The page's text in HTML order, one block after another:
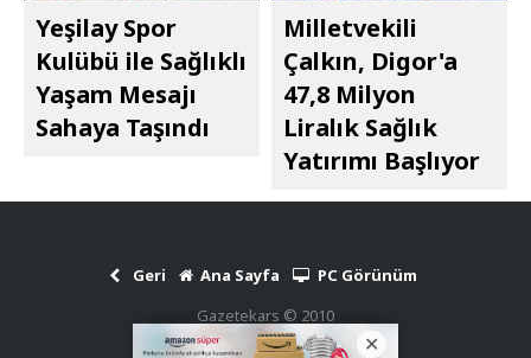
Yeşilay Spor
Kulübü ile Sağlıklı
Yaşam Mesajı
Sahaya Taşındı
Milletvekili
Çalkın, Digor'a
47,8 Milyon
Liralık Sağlık
Yatırımı Başlıyor
Geri Ana Sayfa
PC Görünüm
Gazetekars © 2010
Haber Scripti